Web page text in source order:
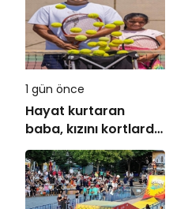
1 gün önce
Hayat kurtaran
baba, kızını kortlarda
şampiyonluğa
hazırlıyor